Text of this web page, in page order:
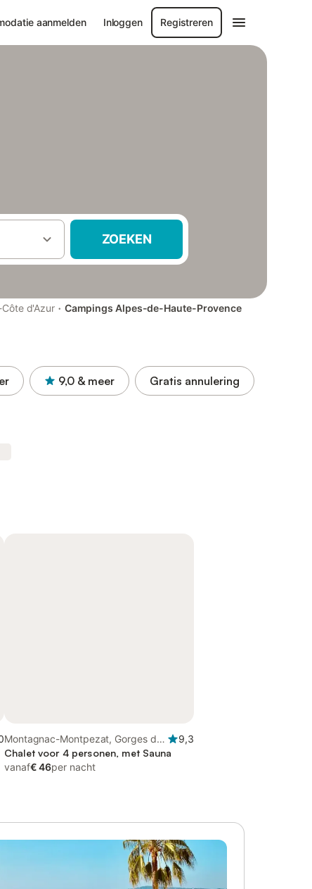
aanmelden Inloggen Registreren
ZOEKEN
d'Azur · Campings Alpes-de-Haute-Provence
9,0 & meer Gratis annulering
Montagnac-Montpezat, Gorges du
Verdon
9,3
Chalet voor 4 personen, met Sauna
vanaf€ 46per nacht